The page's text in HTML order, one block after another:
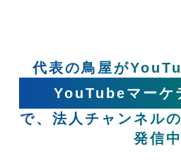
代表の鳥屋が
YouTubeマーケ
で、法人チャンネル
発信中